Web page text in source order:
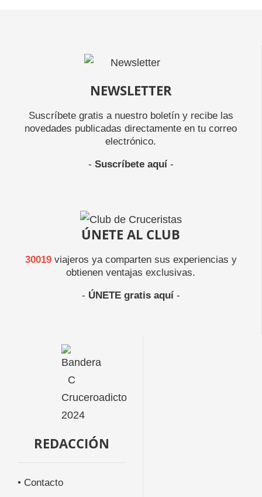
NEWSLETTER
Suscríbete gratis a nuestro boletín y recibe las
novedades publicadas directamente en tu correo
electrónico.
- Suscríbete aquí-
ÚNETE AL CLUB
30019viajeros ya comparten sus experiencias y
obtienen ventajas exclusivas.
- ÚNETE gratis aquí-
REDACCIÓN
• Contacto